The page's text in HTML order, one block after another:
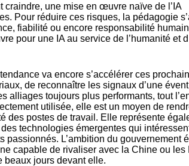
craindre, une mise en œuvre naïve de l’IA
Pour réduire ces risques, la pédagogie
fiabilité ou encore responsabilité
pour une IA au service de l’humanité et
va encore s’accélérer ces
de reconnaître les signaux d’une
alliages toujours plus performants, tout
utilisée, elle est un moyen de
des postes de travail. Elle représente
technologies émergentes qui
L’ambition du gouvernement
capable de rivaliser avec la Chine ou les
beaux jours devant elle.